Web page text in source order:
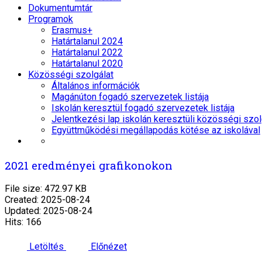
Dokumentumtár
Programok
Erasmus+
Határtalanul 2024
Határtalanul 2022
Határtalanul 2020
Közösségi szolgálat
Általános információk
Magánúton fogadó szervezetek listája
Iskolán keresztül fogadó szervezetek listája
Jelentkezési lap iskolán keresztüli közösségi
Együttműködési megállapodás kötése az iskolával
2021 eredményei grafikonokon
File size: 472.97 KB
Created: 2025-08-24
Updated: 2025-08-24
Hits: 166
Letöltés Előnézet